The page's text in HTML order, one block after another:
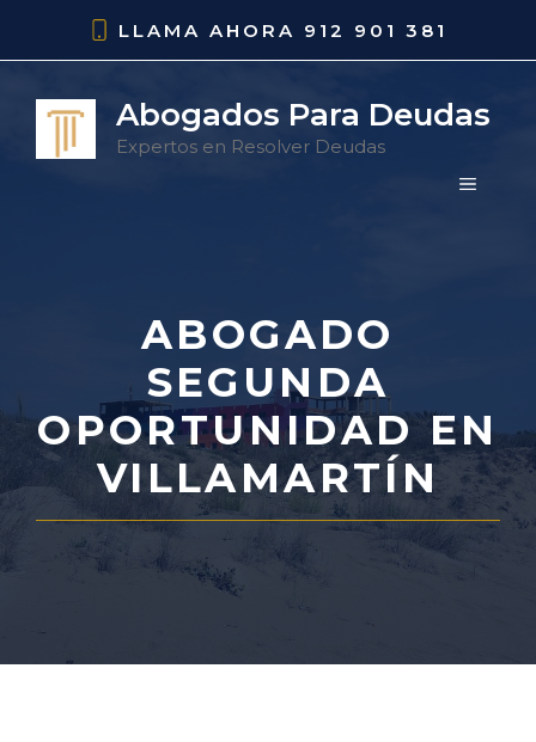
LLAMA AHORA 912 901 381
Abogados Para Deudas
Expertos en Resolver Deudas
MENÚ
ABOGADO
SEGUNDA
OPORTUNIDAD EN
VILLAMARTÍN